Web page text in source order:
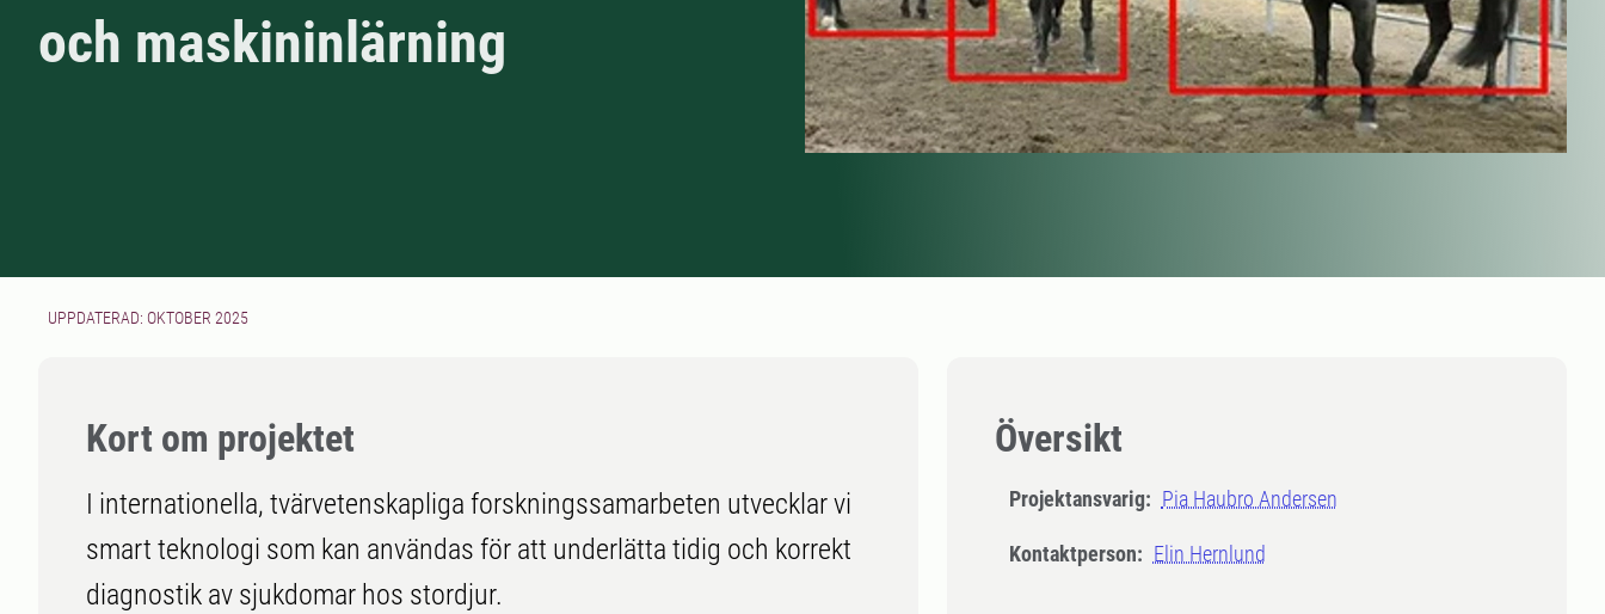
och maskininlärning
UPPDATERAD: OKTOBER 2025
Översikt
Projektansvarig: Pia Haubro Andersen
Kontaktperson: Elin Hernlund
Kort om projektet
I internationella, tvärvetenskapliga forskningssamarbeten utvecklar vi
smart teknologi som kan användas för att underlätta tidig och korrekt
diagnostik av sjukdomar hos stordjur.